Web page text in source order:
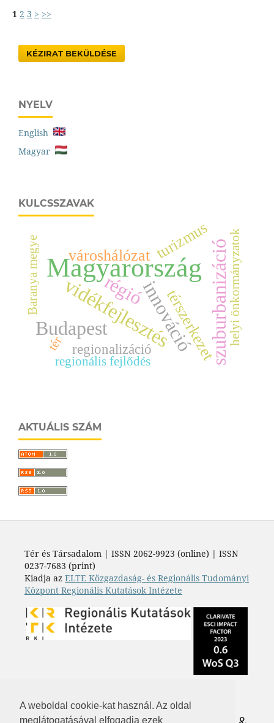
A weboldal cookie-kat használ. Az oldal
meglátogatásával elfogadja ezek
1 2 3 > >>
KÉZIRAT BEKÜLDÉSE
NYELV
English
Magyar
KULCSSZAVAK
Magyarország
vidékfejlesztés
Budapest szuburbanizáció
innováció
régió
városhálózat turizmus
térszerkezet
regionalizáció
helyi önkormányzatok
regionális fejlődés
Baranya megye
tér
AKTUÁLIS SZÁM
Tér és Társadalom | ISSN 2062-9923 (online) | ISSN
0237-7683 (print)
Kiadja az ELTE Közgazdaság- és Regionális Tudományi
Központ Regionális Kutatások Intézete